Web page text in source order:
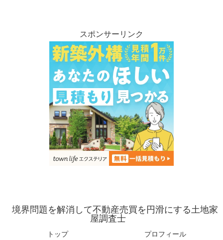
スポンサーリンク
境界問題を解消して不動産売買を円滑にする土地家
屋調査士
トップ プロフィール